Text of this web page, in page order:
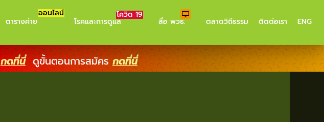
ตารางค่าย
ออนไลน์
โรคและการดูแล
โควิด 19
สื่อ พวธ. ตลาดวิถีธรรม ติดต่อเรา ENG
กดที่นี่ ดูขั้นตอนการสมัคร กดที่นี่